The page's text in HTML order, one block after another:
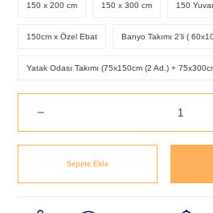
150 x 200 cm 150 x 300 cm 150
150cm x Özel Ebat Banyo Takımı 2'li (
Yatak Odası Takımı (75x150cm (2 Ad.) +
Sepete Ekle